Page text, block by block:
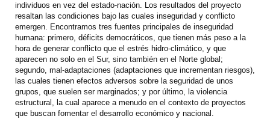
individuos en vez del estado-nación. Los resultados del proyecto
resaltan las condiciones bajo las cuales inseguridad y conflicto
emergen. Encontramos tres fuentes principales de inseguridad
humana: primero, déficits democráticos, que tienen más peso a la
hora de generar conflicto que el estrés hidro-climático, y que
aparecen no solo en el Sur, sino también en el Norte global;
segundo, mal-adaptaciones (adaptaciones que incrementan riesgos),
las cuales tienen efectos adversos sobre la seguridad de unos
grupos, que suelen ser marginados; y por último, la violencia
estructural, la cual aparece a menudo en el contexto de proyectos
que buscan fomentar el desarrollo económico y nacional.